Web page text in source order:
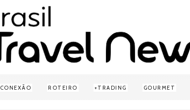
CONEXÃO ROTEIRO TRADING GOURMET